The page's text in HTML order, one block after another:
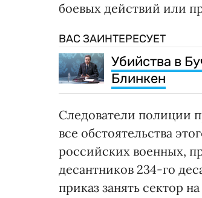
боевых действий или
ВАС ЗАИНТЕРЕСУЕТ
Убийства в
Блинкен
Следователи полиции
все обстоятельства
российских военных,
десантников 234-го
приказ занять сектор